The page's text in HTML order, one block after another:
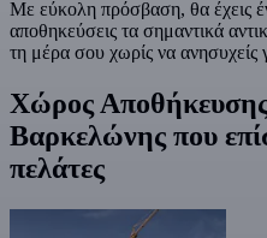
Με εύκολη πρόσβαση, θα έχεις
αποθηκεύσεις τα σημαντικά
τη μέρα σου χωρίς να ανησυχείς
Χώρος
Βαρκελώνης που
πελάτες